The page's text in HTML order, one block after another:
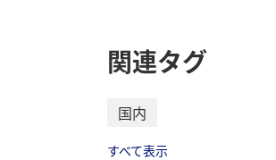
関連タグ
国内
すべて表示